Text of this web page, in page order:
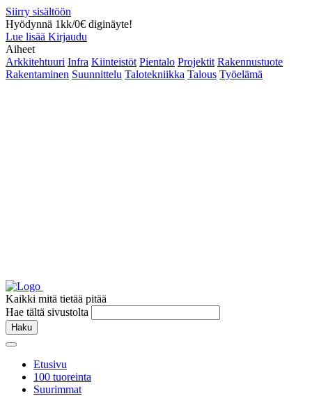
Siirry sisältöön
Hyödynnä 1kk/0€ diginäyte!
Lue lisää Kirjaudu
Aiheet
Arkkitehtuuri Infra Kiinteistöt Pientalo Projektit Rakennustuote
Rakentaminen Suunnittelu Talotekniikka Talous Työelämä
Kaikki mitä tietää pitää
Hae tältä sivustolta
Haku
Etusivu
100 tuoreinta
Suurimmat